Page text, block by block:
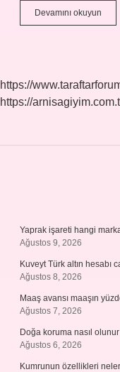
Devamını okuyun
Kanıt
https://
https://
Yaprak işareti hangi
Ağustos 9, 2026
Kuveyt Türk altın hesabı
Ağustos 8, 2026
Maaş avansı maaşın
Ağustos 7, 2026
Doğa koruma nasıl
Ağustos 6, 2026
Kumrunun özellikleri